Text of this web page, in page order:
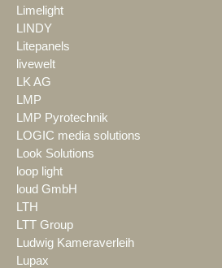
Limelight
LINDY
Litepanels
livewelt
LK AG
LMP
LMP Pyrotechnik
LOGIC media solutions
Look Solutions
loop light
loud GmbH
LTH
LTT Group
Ludwig Kameraverleih
Lupax